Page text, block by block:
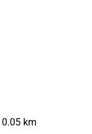
0.05 km